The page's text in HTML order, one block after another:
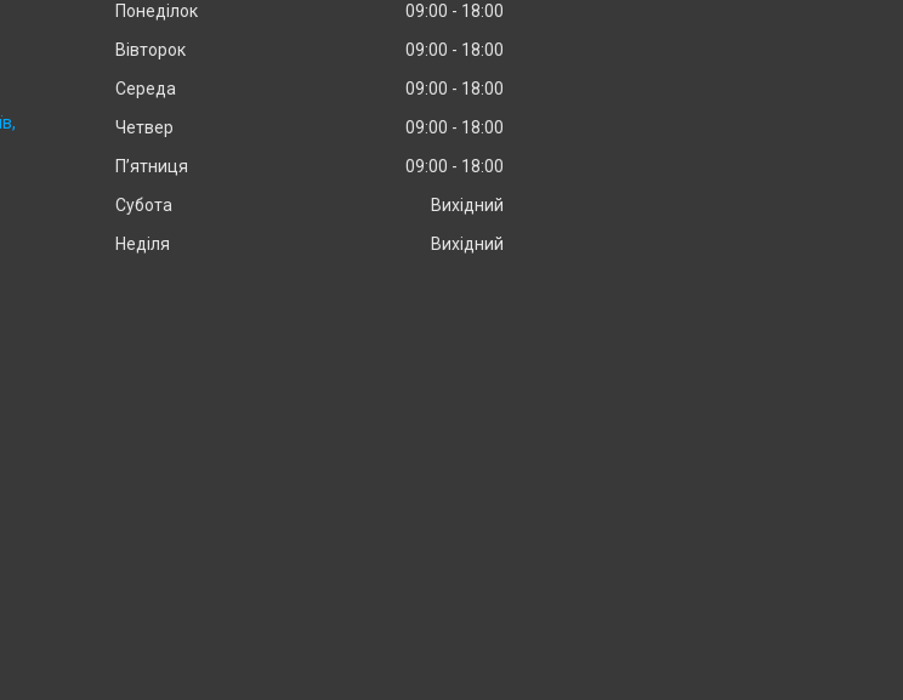
Понеділок 09:00
18:00
Вівторок
09:00
18:00
Середа
09:00
18:00
Четвер
09:00
18:00
Пʼятниця
09:00
18:00
Субота
Вихідний
Неділя
Вихідний